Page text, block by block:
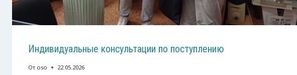
Индивидуальные консультации по поступлению
От oso 22.05.2026